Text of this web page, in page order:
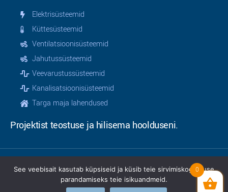
Elektrisüsteemid
Küttesüsteemid
Ventilatsioonisüsteemid
Jahutussüsteemid
Veevarustussüsteemid
Kanalisatsioonisüsteemid
Targa maja lahendused
Projektist teostuse ja hilisema hoolduseni.
© 2025 | Teamservice OÜ | Kõik õigused kaitstud |
Privaatsusinfo|Müügitingimused
VeebimeisterWoofy.org
0
See veebisait kasutab küpsiseid ja küsib teie sirvimiskogemuse
parandamiseks teie isikuandmeid.